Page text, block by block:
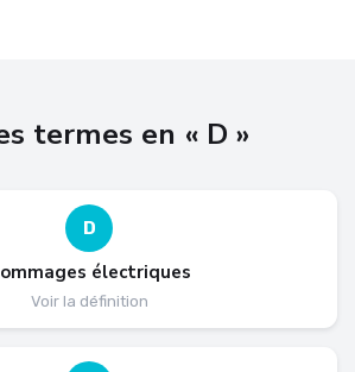
termes en « D »
D
électriques
Voir la définition